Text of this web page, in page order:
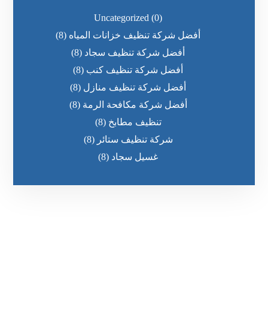
Uncategorized (0)
أفضل شركة تنظيف خزانات المياه (8)
أفضل شركة تنظيف سجاد (8)
أفضل شركة تنظيف كنب (8)
أفضل شركة تنظيف منازل (8)
أفضل شركة مكافحة الرمة (8)
تنظيف مطابخ (8)
شركة تنظيف ستائر (8)
غسيل سجاد (8)